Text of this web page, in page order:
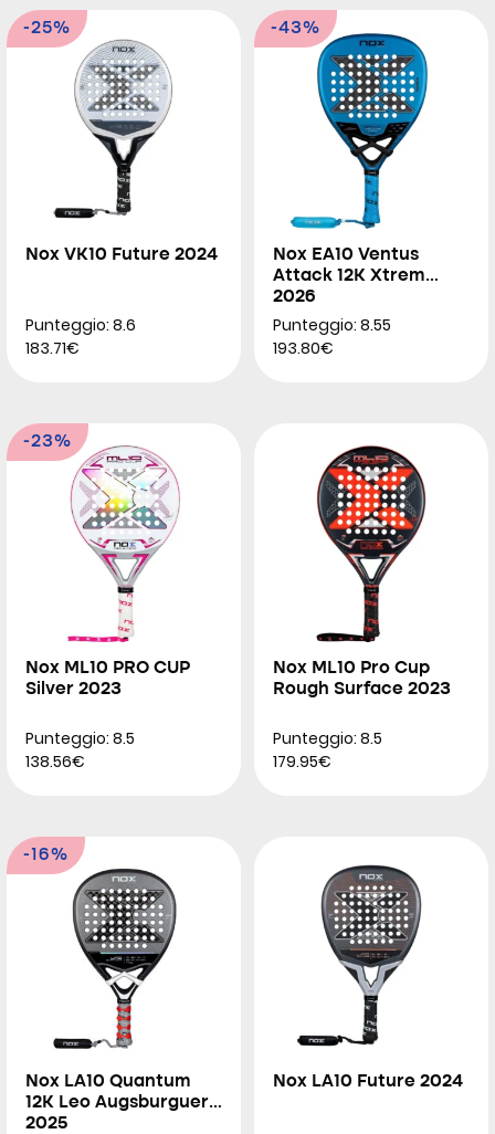
-25%
Nox VK10 Future 2024
Punteggio: 8.6
183.71€
-43%
Nox EA10 Ventus
Attack 12K Xtrem
2026
Punteggio: 8.55
193.80€
-23%
Nox ML10 PRO CUP
Silver 2023
Punteggio: 8.5
138.56€
Nox ML10 Pro Cup
Rough Surface 2023
Punteggio: 8.5
179.95€
-16%
Nox LA10 Quantum
12K Leo Augsburguer
2025
Nox LA10 Future 2024